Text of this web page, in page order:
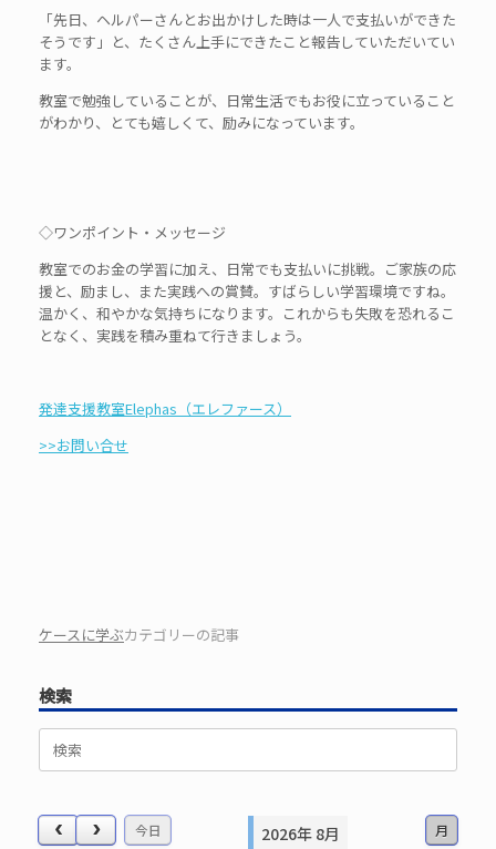
「先日、ヘルパーさんとお出かけした時は一人で支払いができた
そうです」と、たくさん上手にできたこと報告していただいてい
ます。
教室で勉強していることが、日常生活でもお役に立っていること
がわかり、とても嬉しくて、励みになっています。
◇ワンポイント・メッセージ
教室でのお金の学習に加え、日常でも支払いに挑戦。ご家族の応
援と、励まし、また実践への賞賛。すばらしい学習環境ですね。
温かく、和やかな気持ちになります。これからも失敗を恐れるこ
となく、実践を積み重ねて行きましょう。
発達支援教室Elephas（エレファース）
>>お問い合せ
ケースに学ぶカテゴリーの記事
検索
今日 月
2026年 8月